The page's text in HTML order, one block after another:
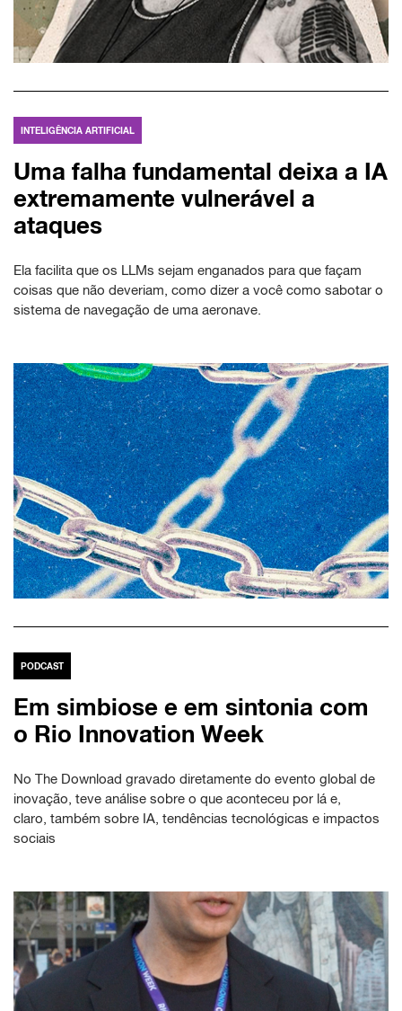
INTELIGÊNCIA ARTIFICIAL
Uma falha fundamental deixa a IA
extremamente vulnerável a
ataques
Ela facilita que os LLMs sejam enganados para que façam
coisas que não deveriam, como dizer a você como sabotar o
sistema de navegação de uma aeronave.
PODCAST
Em simbiose e em sintonia com
o Rio Innovation Week
No The Download gravado diretamente do evento global de
inovação, teve análise sobre o que aconteceu por lá e,
claro, também sobre IA, tendências tecnológicas e impactos
sociais